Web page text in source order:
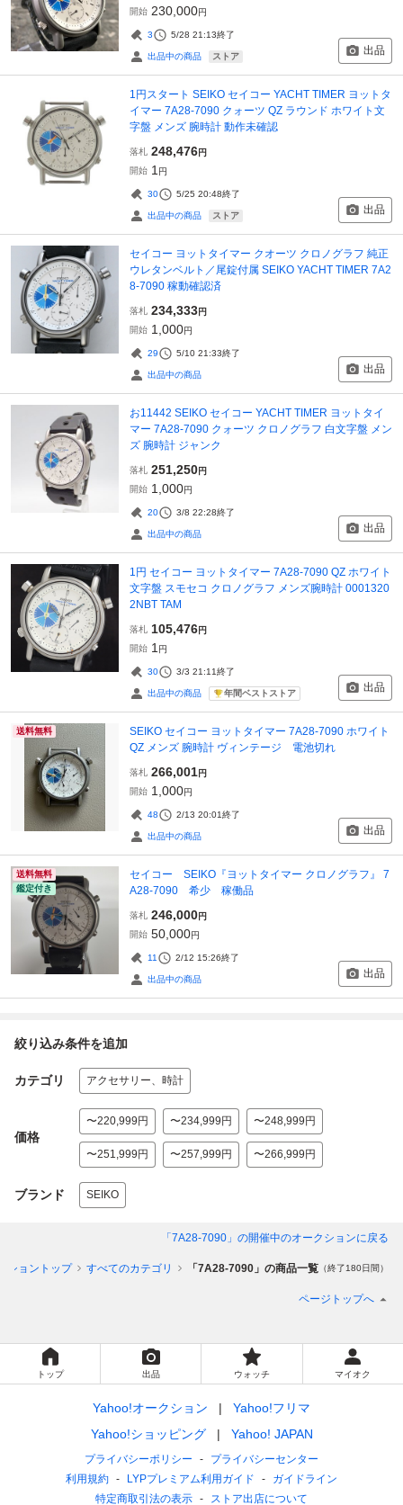
開始 230,000円
3 5/28 21:13終了
出品中の商品 ストア 出品
1円スタート SEIKO セイコー YACHT TIMER ヨットタ
イマー 7A28-7090 クォーツ QZ ラウンド ホワイト文
字盤 メンズ 腕時計 動作未確認
落札 248,476円
開始 1 円
30 5/25 20:48終了
出品中の商品 ストア 出品
セイコー ヨットタイマー クオーツ クロノグラフ 純正
ウレタンベルト／尾錠付属 SEIKO YACHT TIMER 7A2
8-7090 稼動確認済
落札 234,333円
開始 1,000円
29 5/10 21:33終了
出品中の商品 出品
お11442 SEIKO セイコー YACHT TIMER ヨットタイ
マー 7A28-7090 クォーツ クロノグラフ 白文字盤 メン
ズ 腕時計 ジャンク
落札 251,250円
開始 1,000円
20 3/8 22:28終了
出品中の商品 出品
1円 セイコー ヨットタイマー 7A28-7090 QZ ホワイト
文字盤 スモセコ クロノグラフ メンズ腕時計 0001320
2NBT TAM
落札 105,476円
開始 1 円
30 3/3 21:11終了
出品中の商品 年間ベストストア 出品
送料無料
SEIKO セイコー ヨットタイマー 7A28-7090 ホワイト
QZ メンズ 腕時計 ヴィンテージ 電池切れ
落札 266,001円
開始 1,000円
48 2/13 20:01終了
出品中の商品 出品
送料無料
鑑定付き
セイコー SEIKO『ヨットタイマー クロノグラフ』 7
A28-7090 希少 稼働品
落札 246,000円
開始 50,000円
11 2/12 15:26終了
出品中の商品 出品
絞り込み条件を追加
カテゴリ アクセサリー、時計
価格
〜220,999円 〜234,999円 〜248,999円
〜251,999円 〜257,999円 〜266,999円
ブランド SEIKO
「7A28-7090」 の開催中のオークションに戻る
ショントップ すべてのカテゴリ 「7A28-7090」の商品一覧 （終了180日間）
ページトップへ
トップ 出品 ウォッチ マイオク
Yahoo!オークション
Yahoo!フリマ
Yahoo!ショッピング
Yahoo! JAPAN
プライバシーポリシー
プライバシーセンター
利用規約
LYPプレミアム利用ガイド
ガイドライン
特定商取引法の表示
ストア出店について